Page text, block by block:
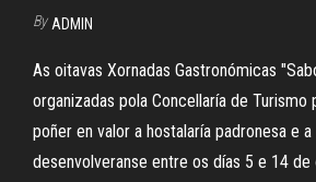
By ADMIN
As oitavas Xornadas Gastronómicas
organizadas pola Concellaría de Turismo
poñer en valor a hostalaría padronesa e
desenvolveranse entre os días 5 e 14 de